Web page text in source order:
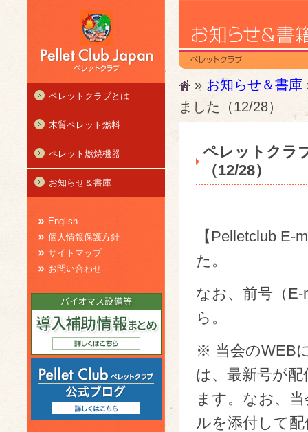
» お知らせ＆書庫
ました（12/28）
ペレットクラ
（12/28）
【Pelletclub
た。
なお、前号（
ら。
※ 当会のWEB
は、最新号が
ます。なお、
ルを添付して
ペレットクラブとは
木質ペレット燃料
ペレット燃焼機器
お知らせ＆書庫
English
個人情報保護方針
サイトマップ
お問い合わせ